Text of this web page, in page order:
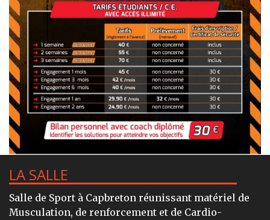
LA SALLE
Salle de Sport à Capbreton réunissant matériel de
Musculation, de renforcement et de Cardio-